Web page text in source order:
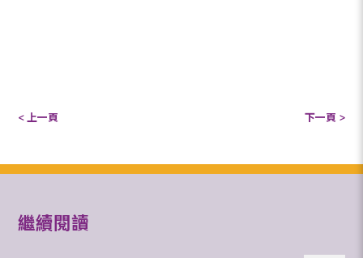
< 上一頁 下一頁 >
繼續閱讀